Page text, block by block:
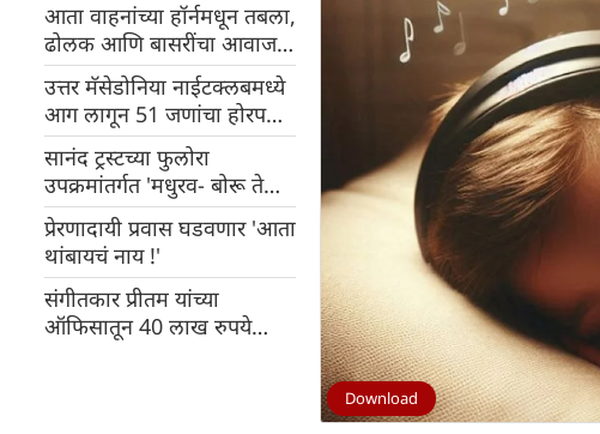
आता वाहनांच्या हॉर्नमधून तबला,
ढोलक आणि बासरींचा आवाज
येईल,गडकरी यांनी जाहीर केले
उत्तर मॅसेडोनिया नाईटक्लबमध्ये
आग लागून 51 जणांचा होरपळून
दुर्देवी मृत्यू
सानंद ट्रस्टच्या फुलोरा
उपक्रमांतर्गत 'मधुरव- बोरू ते
ब्लॉग...' या कार्यक्रमाचे
सादरीकरण
प्रेरणादायी प्रवास घडवणार 'आता
थांबायचं नाय !'
संगीतकार प्रीतम यांच्या
ऑफिसातून 40 लाख रुपये
Download